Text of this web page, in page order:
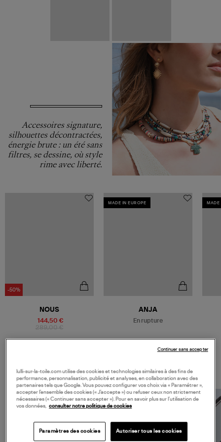
Accessoires signature,
silhouettes décontractées,
énergie brute : un été sans
filtres, se dessine, où style
rime avec liberté.
-50%
144,50 €
NOUS
MADE IN EUROPE
En rupture
ANJA
MADE
lulli-sur-la-toile.com utilise des cookies et technologies similaires à des fins de
performance, personnalisation, publicité et analyses, en collaboration avec des
partenaires tels que Google. Vous pouvez configurer vos choix via « Paramétrer »,
accepter l’ensemble des cookies (« J’accepte ») ou refuser ceux non strictement
nécessaires (« Continuer sans accepter »). Pour en savoir plus sur l’utilisation de
vos données, consulter notre politique de cookies
Paramètres des cookies Autoriser tous les cookies
Continuer sans accepter